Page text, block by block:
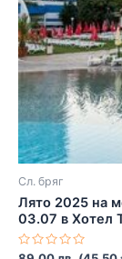
Сл. бряг
Лято 2025 на
03.07 в Хотел
Оценено